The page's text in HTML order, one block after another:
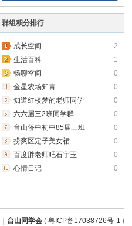
群组积分排行
2
成长空间
1
生活百科
0
畅聊空间
0
金星农场知青
0
知道红楼梦的老师同学
0
六六届三2班同学群
0
台山侨中初中85届三班
0
捞爽区定子美女裙
0
百度胖老师吧石宇玉
0
心情日记
台山同学会( 粤ICP备17038726号-1 )